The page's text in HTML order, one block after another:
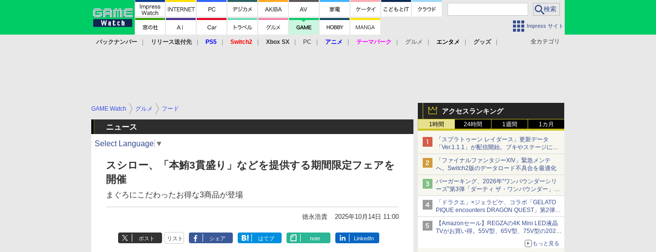
Impress サイト
全カテゴリ
バックナンバー リリース送付先 PS5 Switch2 Xbox SX PC アニメ テーマパーク グルメ エンタメ
グッズ
アクセスランキング
1時間 24時間 1週間 1カ月
「スプラトゥーン レイダース」更新データ
「Ver.1.1.1」が配信開始。ブキやステージに関
する不具合を修正
「ファイナルファンタジーXIV」緊急メンテ
へ。Switch2版のデータロード不具合を最適化
バーガーキング、2026年“ワンパウンダーシリ
ーズ”第3弾「ダーティ ザ・ワンパウンダー」を
8月7日発売
「特製ガーリックマヨソース」を使用した超大
型チーズバーガー
「ドラクエ」×ジェラピケ、コラボ「GELATO
PIQUE encounters DRAGON QUEST」第2弾が
本日発売
アイスカップに入ったスライムやわたぼう、ベ
ビーサタンなどがオリジナルアートで登場
【Amazonセール】REGZAの4K Mini LED液晶
TVがお買い得。55V型、65V型、75V型の2026
もっと見る
GAME Watch グルメ フード
ニュース
Select Language ▼
スシロー、「本鮪3貫盛り」などを提供する期間限定フェアを
開催
まぐろにこだわったお得な3商品が登場
徳永浩貴 2025年10月14日 11:00
ポスト リスト シェア はてブ note LinkedIn